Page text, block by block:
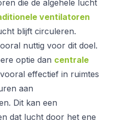
die de algehele lucht
ventilatoren
blijft circuleren.
nuttig voor dit doel.
optie dan centrale
effectief in ruimtes
aan
Dit kan een
dat lucht door het ene